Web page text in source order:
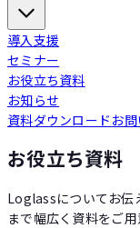
Loglass 経営管理
Loglass 人員計画
Loglass 設備投資計画
導入事例
導入支援
セミナー
お役立ち資料
お知らせ
資料ダウンロードお
お役立ち資料
Loglassについてお伝
まで幅広く資料をご用